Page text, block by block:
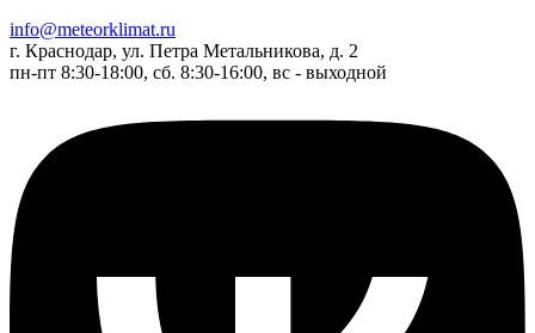
info@meteorklimat.ru
г. Краснодар, ул. Петра Метальникова, д. 2
пн-пт 8:30-18:00, сб. 8:30-16:00, вс - выходной